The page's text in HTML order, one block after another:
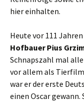
hier einhalten.
Heute vor 111
Hofbauer Pius
Schnapszahl mal
vor allem als
war er der erste
einen Oscar gewann.